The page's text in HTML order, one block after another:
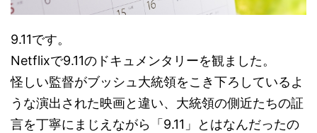
9.11です。
Netflixで9.11のドキュメンタリーを観ました。
怪しい監督がブッシュ大統領をこき下ろしているよ
うな演出された映画と違い、大統領の側近たちの証
言を丁寧にまじえながら「9.11」とはなんだったの